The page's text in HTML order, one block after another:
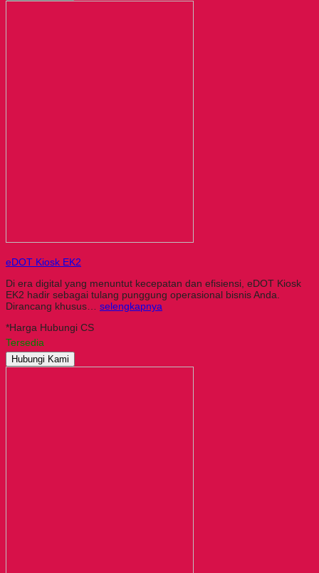
eDOT Kiosk EK2
Di era digital yang menuntut kecepatan dan efisiensi, eDOT Kiosk
EK2 hadir sebagai tulang punggung operasional bisnis Anda.
Dirancang khusus… selengkapnya
*Harga Hubungi CS
Tersedia
Hubungi Kami